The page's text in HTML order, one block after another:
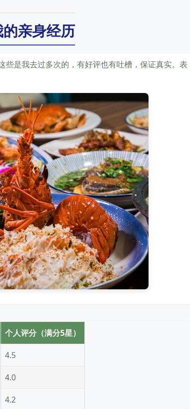
亲身经历
是我去过多次的，有好评也有吐槽，保证真实。表
个人评分（满分5星）
4.5
4.0
4.2